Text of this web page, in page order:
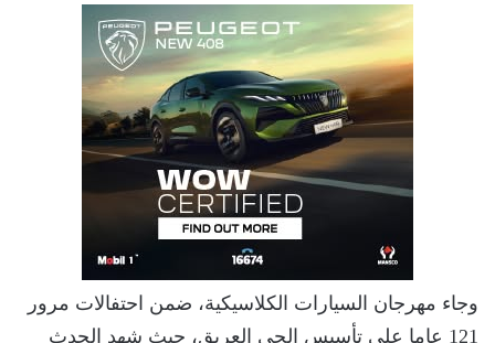
وجاء مهرجان السيارات الكلاسيكية، ضمن احتفالات مرور
121 عاما على تأسيس الحي العريق، حيث شهد الحدث